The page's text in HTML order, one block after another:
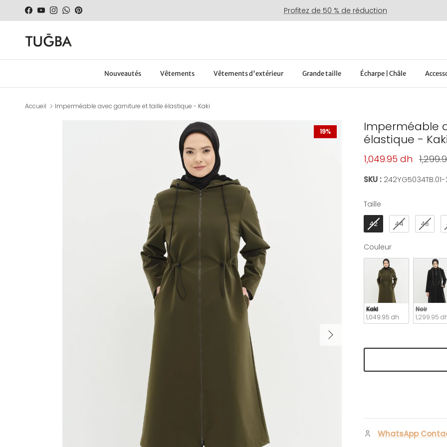
Aller au contenu
Facebook
YouTubeInstagram
WhatsApp
Pinterest Profitez de 50 % de réduction
Nouveautés Vêtements Vêtements d'extérieur Grande taille Écharpe | Châle
Accueil Imperméable avec garniture et taille élastique - Kaki
Suivant
19%
Imperméable
élastique - Kaki
Prix soldé
1,049.95 dh Prix
SKU :
TailleTaille
42 44 46
CouleurCouleur
Kaki
1,049.95 dh
Noir
1,299.95
WhatsApp